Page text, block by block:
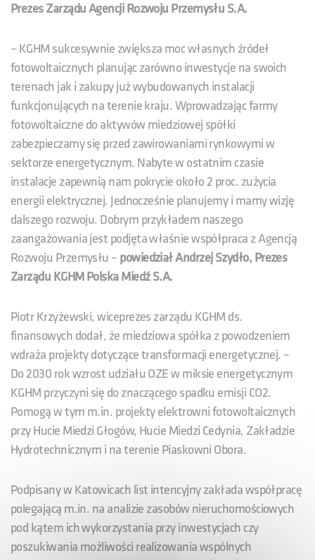
Prezes Zarządu Agencji Rozwoju Przemysłu S.A.
– KGHM sukcesywnie zwiększa moc własnych źródeł
fotowoltaicznych planując zarówno inwestycje na swoich
terenach jak i zakupy już wybudowanych instalacji
funkcjonujących na terenie kraju. Wprowadzając farmy
fotowoltaiczne do aktywów miedziowej spółki
zabezpieczamy się przed zawirowaniami rynkowymi w
sektorze energetycznym. Nabyte w ostatnim czasie
instalacje zapewnią nam pokrycie około 2 proc. zużycia
energii elektrycznej. Jednocześnie planujemy i mamy wizję
dalszego rozwoju. Dobrym przykładem naszego
zaangażowania jest podjęta właśnie współpraca z Agencją
Rozwoju Przemysłu – powiedział Andrzej Szydło, Prezes
Zarządu KGHM Polska Miedź S.A.
Piotr Krzyżewski, wiceprezes zarządu KGHM ds.
finansowych dodał, że miedziowa spółka z powodzeniem
wdraża projekty dotyczące transformacji energetycznej. –
Do 2030 rok wzrost udziału OZE w miksie energetycznym
KGHM przyczyni się do znaczącego spadku emisji CO2.
Pomogą w tym m.in. projekty elektrowni fotowoltaicznych
przy Hucie Miedzi Głogów, Hucie Miedzi Cedynia, Zakładzie
Hydrotechnicznym i na terenie Piaskowni Obora.
Podpisany w Katowicach list intencyjny zakłada współpracę
polegającą m.in. na analizie zasobów nieruchomościowych
pod kątem ich wykorzystania przy inwestycjach czy
poszukiwania możliwości realizowania wspólnych